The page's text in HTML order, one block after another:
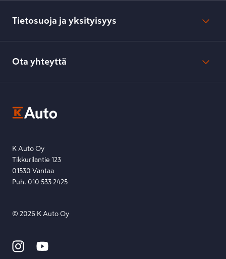
Toimitustavat ja -kulut
Verkkokaupan peruuttamisilmoitus
Saavutettavuus
Tietosuoja ja yksityisyys
Kesko-konsernin verkkoselailurekisteri
K-Ryhmän evästekäytännöt
Ota yhteyttä
Etsi toimipiste
K Auto Oy
Tikkurilantie 123
01530 Vantaa
Puh. 010 533 2425
© 2026 K Auto Oy